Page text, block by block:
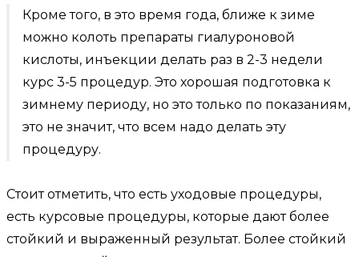
Кроме того, в это время года, ближе к зиме
можно колоть препараты гиалуроновой
кислоты, инъекции делать раз в 2-3 недели
курс 3-5 процедур. Это хорошая подготовка к
зимнему периоду, но это только по показаниям,
это не значит, что всем надо делать эту
процедуру.
Стоит отметить, что есть уходовые процедуры,
есть курсовые процедуры, которые дают более
стойкий и выраженный результат. Более стойкий